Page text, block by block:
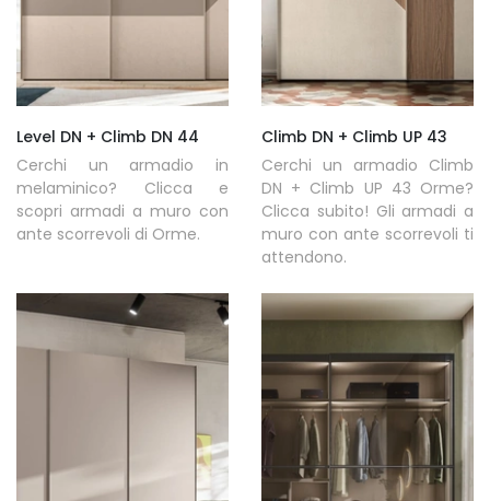
Level DN + Climb DN 44
Cerchi un armadio in
melaminico? Clicca e
scopri armadi a muro con
ante scorrevoli di Orme.
Climb DN + Climb UP 43
Cerchi un armadio Climb
DN + Climb UP 43 Orme?
Clicca subito! Gli armadi a
muro con ante scorrevoli ti
attendono.